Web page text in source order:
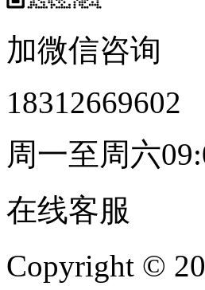
加微信咨询
18312669602
周一至周六
在线客服
Copyright ©